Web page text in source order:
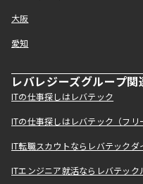
大阪
愛知
レバレジーズグループ
ITの仕事探しはレバテック
ITの仕事探しはレバテック（フリ
IT転職スカウトならレバテックダ
ITエンジニア就活ならレバテック